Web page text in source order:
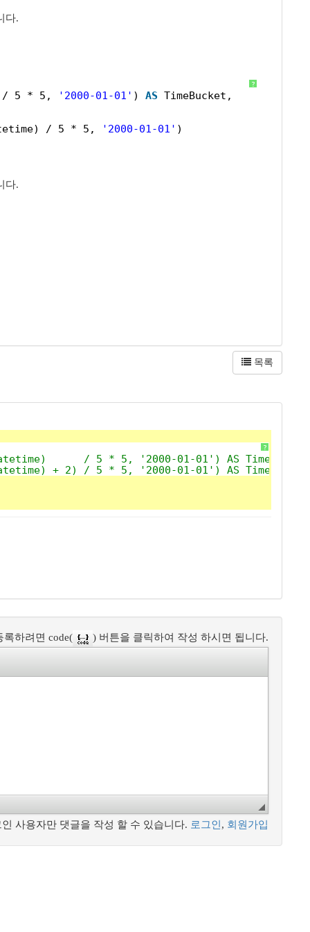
다.
?
/ 5 * 5, '2000-01-01' ) AS TimeBucket,
/ 5 * 5, '2000-01-01' )
다.
목록
?
/ 5 * 5, '2000-01-01') AS TimeBucket
+ 2) / 5 * 5, '2000-01-01') AS TimeBucket
록하려면 code( ) 버튼을 클릭하여 작성 하시면 됩니다.
사용자만 댓글을 작성 할 수 있습니다. 로그인 , 회원가입